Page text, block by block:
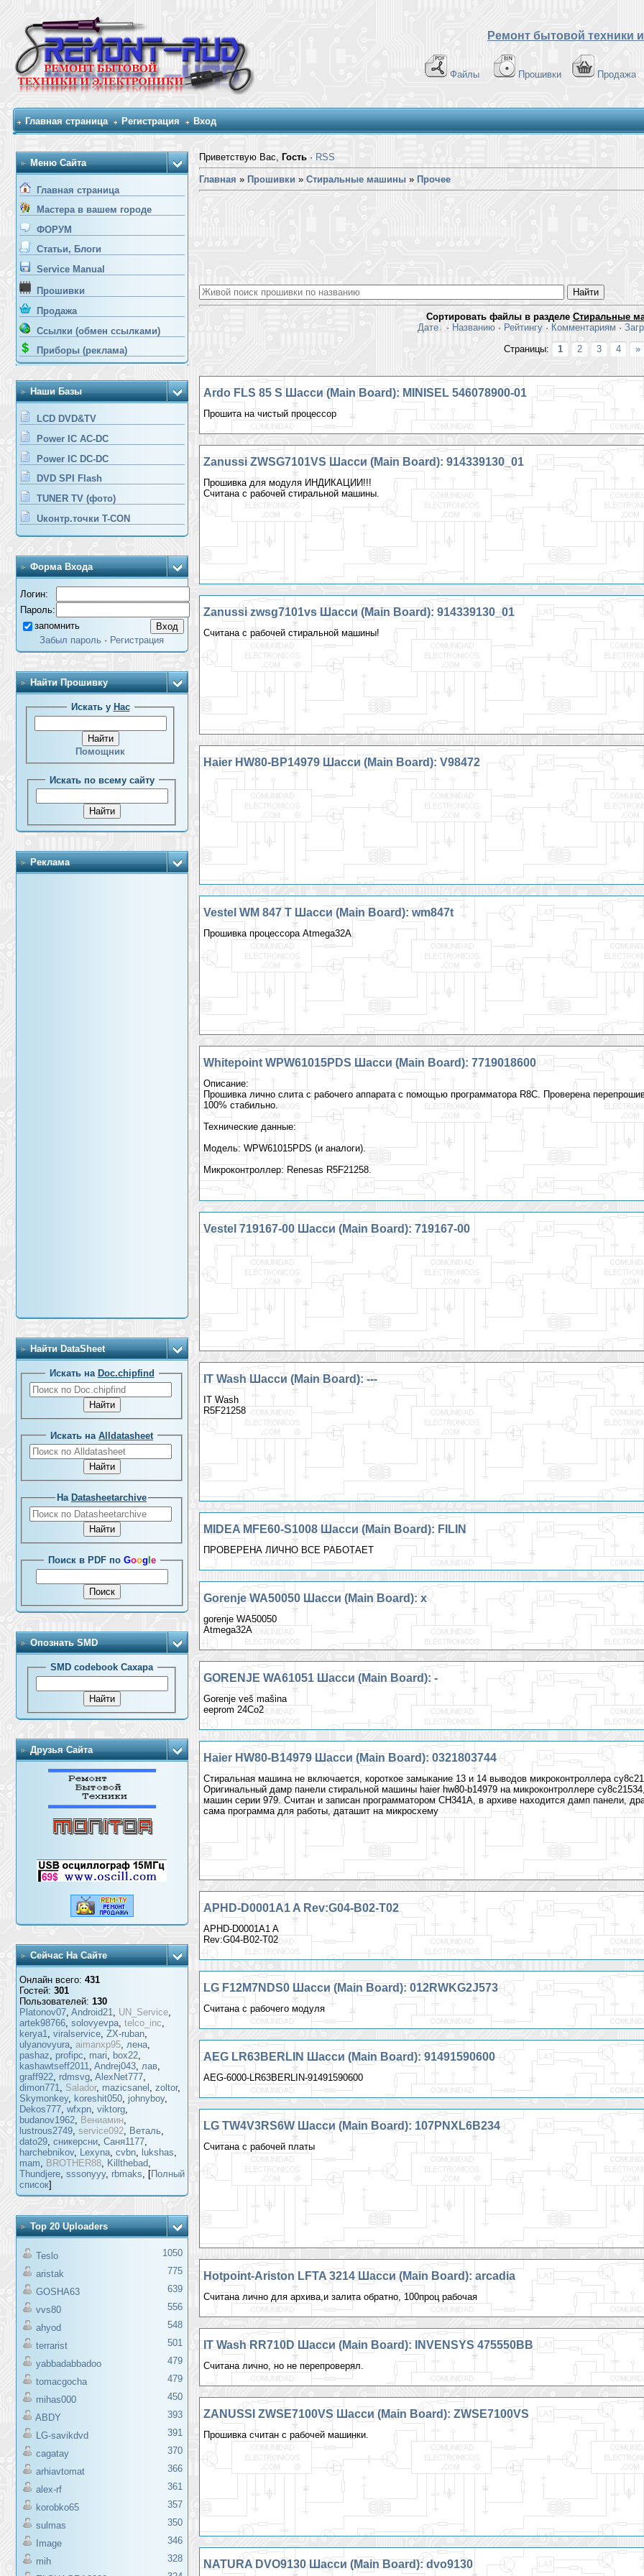
Ремонт бытовой техники
Файлы Прошивки Продажа
Главная страница Регистрация Вход
Меню Сайта
Главная страница
Мастера в вашем городе
ФОРУМ
Статьи, Блоги
Service Manual
Прошивки
Продажа
Ссылки (обмен ссылками)
Приборы (реклама)
Наши Базы
LCD DVD&TV
Power IC AC-DC
Power IC DC-DC
DVD SPI Flash
TUNER TV (фото)
Uконтр.точки T-CON
Форма Входа
Логин:
Пароль:
запомнить
Забыл пароль · Регистрация
Найти Прошивку
Искать у Нас
Помощник
Искать по всему сайту
Реклама
Найти DataSheet
Искать на Doc.chipfind
Искать на Alldatasheet
На Datasheetarchive
Поиск в PDF по Goog e
Опознать SMD
SMD codebook Сахара
Друзья Сайта
Сейчас На Сайте
Онлайн всего: 431
Гостей: 301
Пользователей: 130
Platonov07, Android21, UN_Service,
artek98766, solovyevpa, telco_inc,
kerya1, viralservice, ZX-ruban,
ulyanovyura, aimanxp95, лена,
pashaz, profipc, mari, box22,
kashawtseff2011, Andrej043, лав,
graff922, rdmsvg, AlexNet777,
dimon771, Salador, mazicsanel , zoltor,
Skymonkey, koreshit050, johnyboy,
Dekos777, wfxpn, viktorg,
budanov1962, Вениамин,
lustrous2749, service092, Веталь,
dato29, сникерсни, Саня1177,
harchebnikov, Lexyna, cvbn, lukshas,
mam, BROTHER88, Killthebad,
Thundjere, sssonyyy, rbmaks, [Полный
список]
Top 20 Uploaders
Teslo
1050
aristak
775
GOSHA63
639
vvs80
556
ahyod
548
terrarist
501
yabbadabbadoo
479
tomacgocha
479
mihas000
450
ABDY
393
LG-savikdvd
391
cagatay
370
arhiavtomat
366
alex-rf
361
korobko65
357
sulmas
350
Image
346
mih
328
Приветствую Вас, Гость· RSS
Главная » Прошивки» Стиральные машины» Прочее
Сортировать файлы в разделе Стиральные
Дате
· Названию · Рейтингу · Комментариям ·
Страницы:
1 2 3 4 »
Ardo FLS 85 S Шасси (Main Board): MINISEL 546078900-01
Прошита на чистый процессор
Zanussi ZWSG7101VS Шасси (Main Board): 914339130_01
Прошивка для модуля ИНДИКАЦИИ!!!
Считана с рабочей стиральной машины.
Zanussi zwsg7101vs Шасси (Main Board): 914339130_01
Считана с рабочей стиральной машины!
Haier HW80-BP14979 Шасси (Main Board): V98472
Vestel WM 847 T Шасси (Main Board): wm847t
Прошивка процессора Atmega32A
Whitepoint WPW61015PDS Шасси (Main Board): 7719018600
Описание:
Прошивка лично слита с рабочего аппарата с помощью программатора R8C. Проверена
100% стабильно.
Технические данные:
Модель: WPW61015PDS (и аналоги).
Микроконтроллер: Renesas R5F21258.
Совместимость: Подходит для разных брендов с аналогичными платами и процессором.
Vestel 719167-00 Шасси (Main Board): 719167-00
IT Wash Шасси (Main Board): ---
IT Wash
R5F21258
MIDEA MFE60-S1008 Шасси (Main Board): FILIN
ПРОВЕРЕНА ЛИЧНО ВСЕ РАБОТАЕТ
Gorenje WA50050 Шасси (Main Board): x
gorenje WA50050
Atmega32A
GORENJE WA61051 Шасси (Main Board): -
Gorenje veš mašina
eeprom 24Co2
Haier HW80-B14979 Шасси (Main Board): 0321803744
Стиральная машина не включается, короткое замыкание 13 и 14 выводов микроконтроллера
Оригинальный дамр панели стиральной машины haier hw80-b14979 на микроконтроллере
машин серии 979. Считан и записан программатором CH341A, в архиве находится дамп панели,
сама программа для работы, даташит на микросхему
APHD-D0001A1 A Rev:G04-B02-T02
APHD-D0001A1 A
Rev:G04-B02-T02
LG F12M7NDS0 Шасси (Main Board): 012RWKG2J573
Считана с рабочего модуля
AEG LR63BERLIN Шасси (Main Board): 91491590600
AEG-6000-LR63BERLIN-91491590600
LG TW4V3RS6W Шасси (Main Board): 107PNXL6B234
Считана с рабочей платы
Hotpoint-Ariston LFTA 3214 Шасси (Main Board): arcadia
Считана лично для архива,и залита обратно, 100проц рабочая
IT Wash RR710D Шасси (Main Board): INVENSYS 475550BB
Считана лично, но не перепроверял.
ZANUSSI ZWSE7100VS Шасси (Main Board): ZWSE7100VS
Прошивка считан с рабочей машинки.
NATURA DVO9130 Шасси (Main Board): dvo9130